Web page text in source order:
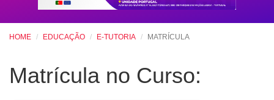
HOME EDUCAÇÃO E-TUTORIA MATRÍCULA
Matrícula no Curso: